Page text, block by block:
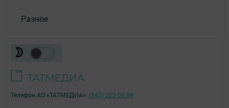
Разное
Телефон АО «ТАТМЕДИА»: (843) 222 09 84